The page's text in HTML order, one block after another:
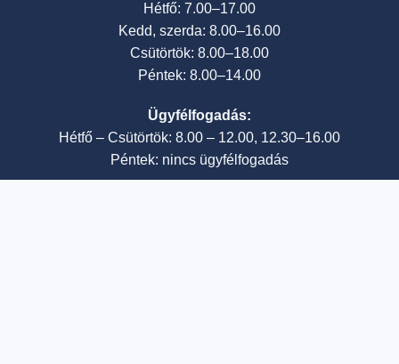
Hétfő: 7.00–17.00
Kedd, szerda: 8.00–16.00
Csütörtök: 8.00–18.00
Péntek: 8.00–14.00
Ügyfélfogadás:
Hétfő – Csütörtök: 8.00 – 12.00, 12.30–16.00
Péntek: nincs ügyfélfogadás